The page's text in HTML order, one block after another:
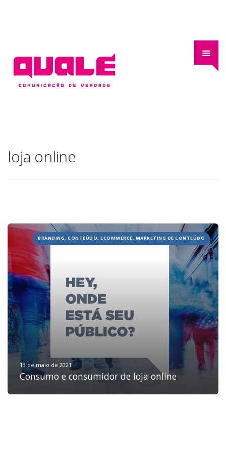
TECH
BLOG
DEPOIMENTOS
CONTATO
loja online
BRANDING, CONTEÚDO, ECOMMERCE, MARKETING DE CONTEÚDO
13 de maio de 2021
Consumo e consumidor de loja online